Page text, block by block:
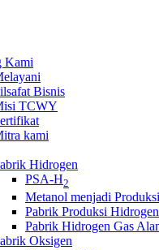
Kami
Bisnis
TCWY
kami
Hidrogen
PSA-H2
Metanol menjadi
Pabrik Produksi
Pabrik Hidrogen Gas
Oksigen